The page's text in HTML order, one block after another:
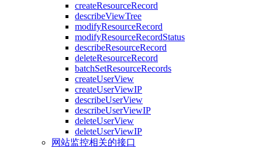
createResourceRecord
describeViewTree
modifyResourceRecord
modifyResourceRecordStatus
describeResourceRecord
deleteResourceRecord
batchSetResourceRecords
createUserView
createUserViewIP
describeUserView
describeUserViewIP
deleteUserView
deleteUserViewIP
网站监控相关的接口